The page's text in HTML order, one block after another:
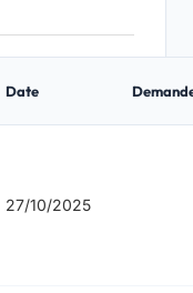
Date
27/10/2025